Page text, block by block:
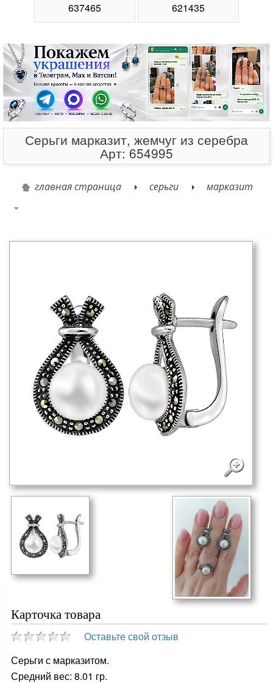
637465
621435
Серьги марказит, жемчуг из серебра
Арт: 654995
главная страница серьги марказит
Карточка товара
Оставьте свой отзыв
Серьги с марказитом.
Средний вес: 8.01 гр.